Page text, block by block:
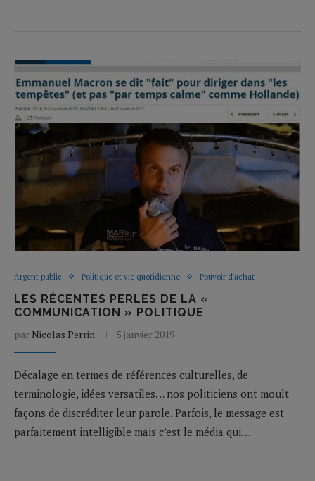
Argent public Politique et vie quotidienne Pouvoir d'achat
LES RÉCENTES PERLES DE LA «
COMMUNICATION » POLITIQUE
par Nicolas Perrin 5 janvier 2019
Décalage en termes de références culturelles, de
terminologie, idées versatiles… nos politiciens ont moult
façons de discréditer leur parole. Parfois, le message est
parfaitement intelligible mais c’est le média qui…